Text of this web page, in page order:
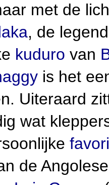
met de
, de
kuduro van
is het
Uiteraard
wat
de